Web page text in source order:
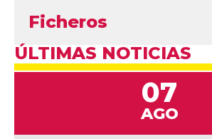
Ficheros
ÚLTIMAS NOTICIAS
07
AGO